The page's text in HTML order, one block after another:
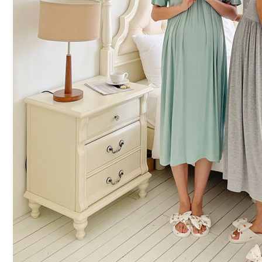
이벤트
리뷰
맘누리뉴스
다이어리
리얼체험단모집
만삭사진컨테스트
아기사진컨테스트
고객센터 1661-5260
공지사항
자주묻는질문
미확인입금자보기
이용안내